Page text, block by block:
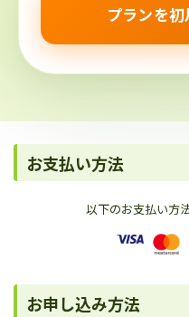
プランを
お支払い方法
以下のお支払い方
お申し込み方法